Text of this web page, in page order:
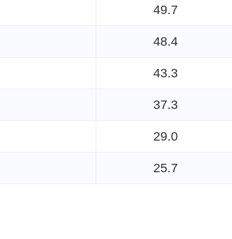
49.7
48.4
43.3
37.3
29.0
25.7